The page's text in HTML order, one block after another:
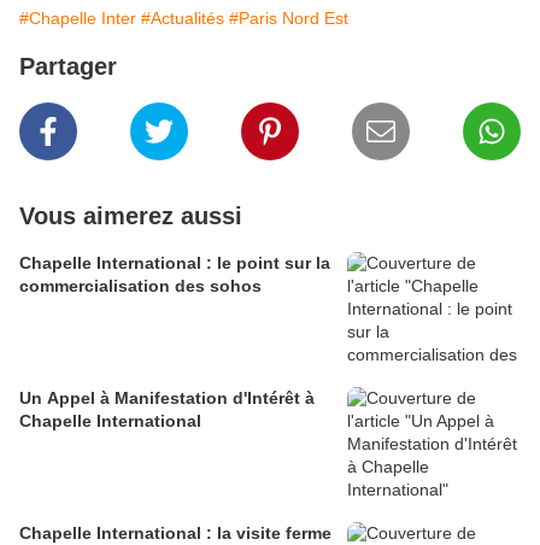
#Chapelle Inter #Actualités #Paris Nord Est
Partager
Vous aimerez aussi
Chapelle International : le point sur la
commercialisation des sohos
Un Appel à Manifestation d'Intérêt à
Chapelle International
Chapelle International : la visite ferme